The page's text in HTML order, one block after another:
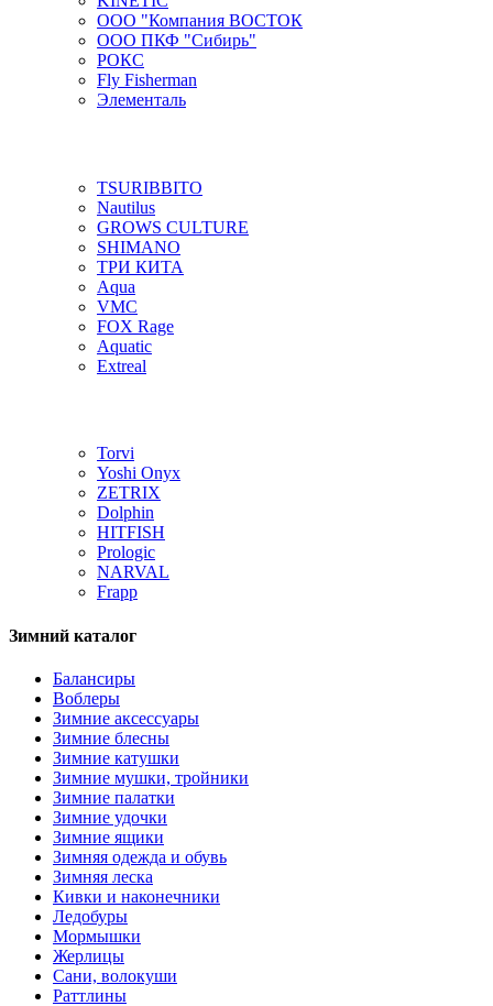
ООО "Компания ВОСТОК
ООО ПКФ "Сибирь"
РОКС
Fly Fisherman
Элементаль
TSURIBBITO
Nautilus
GROWS CULTURE
SHIMANO
ТРИ КИТА
Aqua
VMC
FOX Rage
Aquatic
Extreal
Torvi
Yoshi Onyx
ZETRIX
Dolphin
HITFISH
Prologic
NARVAL
Frapp
Зимний каталог
Балансиры
Воблеры
Зимние аксессуары
Зимние блесны
Зимние катушки
Зимние мушки, тройники
Зимние палатки
Зимние удочки
Зимние ящики
Зимняя одежда и обувь
Зимняя леска
Кивки и наконечники
Ледобуры
Мормышки
Жерлицы
Сани, волокуши
Раттлины